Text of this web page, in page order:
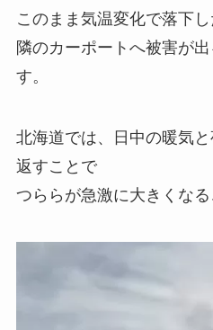
このまま気温変化で落下し
隣のカーポートへ被害が
す。
北海道では、日中の暖気
返すことで
つららが急激に大きくなる